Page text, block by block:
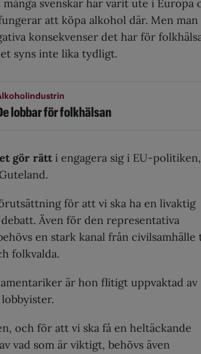
svenskar har varit ute i Europa
att köpa alkohol där. Men man
konsekvenser det har för
syns inte lika tydligt.
lobbar för folkhälsan
gör rätti engagera sig i EU-politiken,
för att vi ska ha en livaktig
Även för den representativa
en stark kanal från civilsamhälle
folkvalda.
är hon flitigt uppvaktad av
och för att vi ska få en heltäckande
vad som är viktigt, behövs även